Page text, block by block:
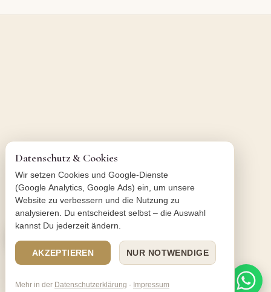
Datenschutz & Cookies
Wir setzen Cookies und Google-Dienste
(Google Analytics, Google Ads) ein, um unsere
Website zu verbessern und die Nutzung zu
analysieren. Du entscheidest selbst – die Auswahl
kannst Du jederzeit ändern.
AKZEPTIEREN NUR NOTWENDIGE
Mehr in der Datenschutzerklärung · Impressum